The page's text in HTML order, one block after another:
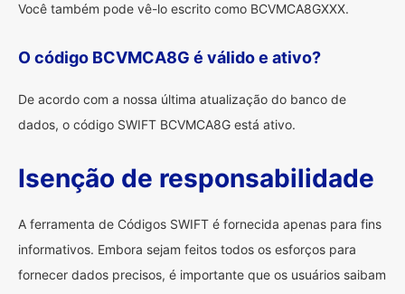
Você também pode vê-lo escrito como BCVMCA8GXXX.
O código BCVMCA8G é válido e ativo?
De acordo com a nossa última atualização do banco de
dados, o código SWIFT BCVMCA8G está ativo.
Isenção de responsabilidade
A ferramenta de Códigos SWIFT é fornecida apenas para fins
informativos. Embora sejam feitos todos os esforços para
fornecer dados precisos, é importante que os usuários saibam